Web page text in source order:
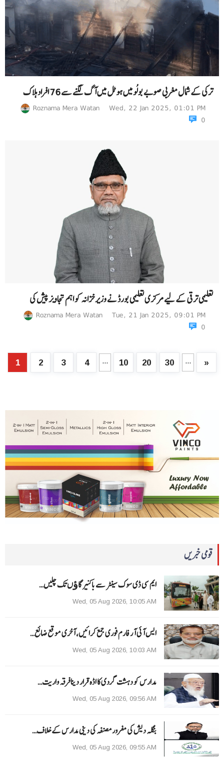
قومی خبریں
ایم سی ڈی سوک سینٹر سے باکنیر گاﺅں تک چلیں…
Wed, 05 Aug 2026, 10:05 AM
ایس آئی آر فارم فوری جمع کرائیں، آخری موقع ضائع…
Wed, 05 Aug 2026, 10:03 AM
مدارس کو دہشت گردی کا اڈہ قرار دینا فرقہ واریت…
Wed, 05 Aug 2026, 09:56 AM
بنگلہ دیش کی مفرور مصنفہ کی دینی مدارس کے خلاف…
Wed, 05 Aug 2026, 09:55 AM
ترکی کے شمال مغربی صوبے بولُو میں ہوٹل میں آگ لگنے سے 76 افراد ہلاک
Roznama Mera Watan
Wed, 22 Jan 2025, 01:01 PM
0
تعلیمی ترقی کے لیے مرکزی تعلیمی بورڈ نے وزیر خزانہ کو اہم تجاویز پیش کی
Roznama Mera Watan
Tue, 21 Jan 2025, 09:01 PM
0
1 2 3 4 ... 10 20 30 ... »